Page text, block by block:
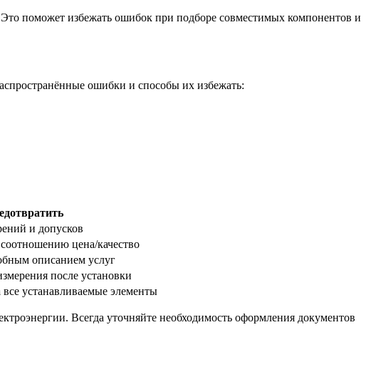
поможет избежать ошибок при подборе совместимых компонентов и
ошибки и способы их избежать:
и допусков
цена/качество
описанием услуг
после установки
устанавливаемые элементы
Всегда уточняйте необходимость оформления документов